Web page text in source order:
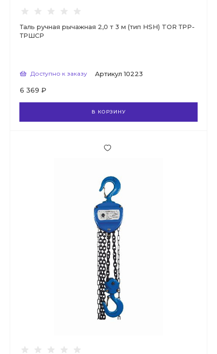
Таль ручная рычажная 2,0 т 3 м (тип HSH) TOR ТРР-
ТРШСР
Доступно к заказу Артикул 10223
6 369 ₽
В КОРЗИНУ